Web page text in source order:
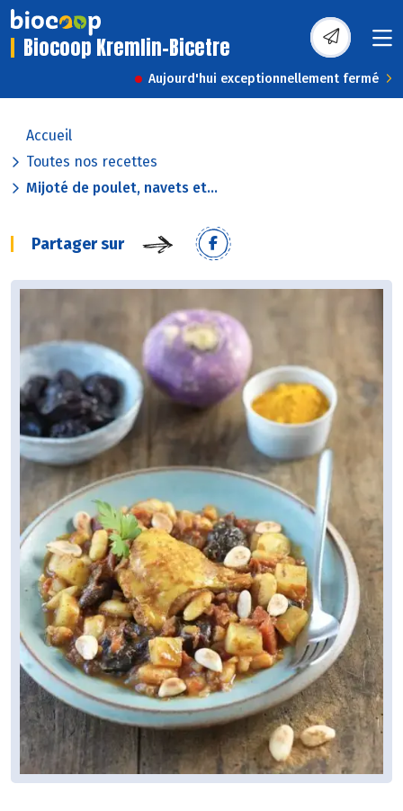
Biocoop Kremlin-Bicetre
Aujourd'hui exceptionnellement fermé
Accueil
Toutes nos recettes
Mijoté de poulet, navets et...
Partager sur